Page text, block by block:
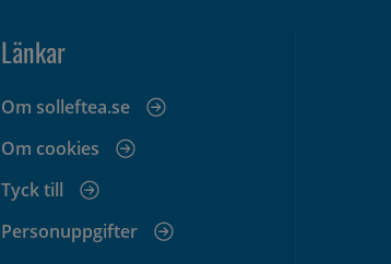
Länkar
Om solleftea.se
Om cookies
Tyck till
Personuppgifter